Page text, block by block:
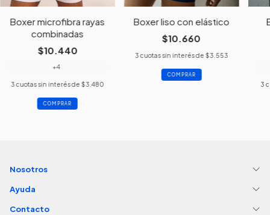
Boxer microfibra rayas
combinadas
$10.440
+4
3 cuotas sin interés de $3.480
COMPRAR
Boxer liso con elástico
$10.660
3 cuotas sin interés de $3.553
COMPRAR
3
Nosotros
Ayuda
Contacto